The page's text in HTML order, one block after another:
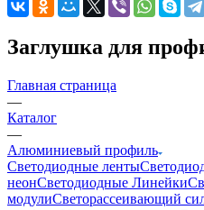
Заглушка для
Главная страница
—
Каталог
—
Алюминиевый профиль
Светодиодные ленты
неонСветодиодные Линейки
модулиСветорассеивающий